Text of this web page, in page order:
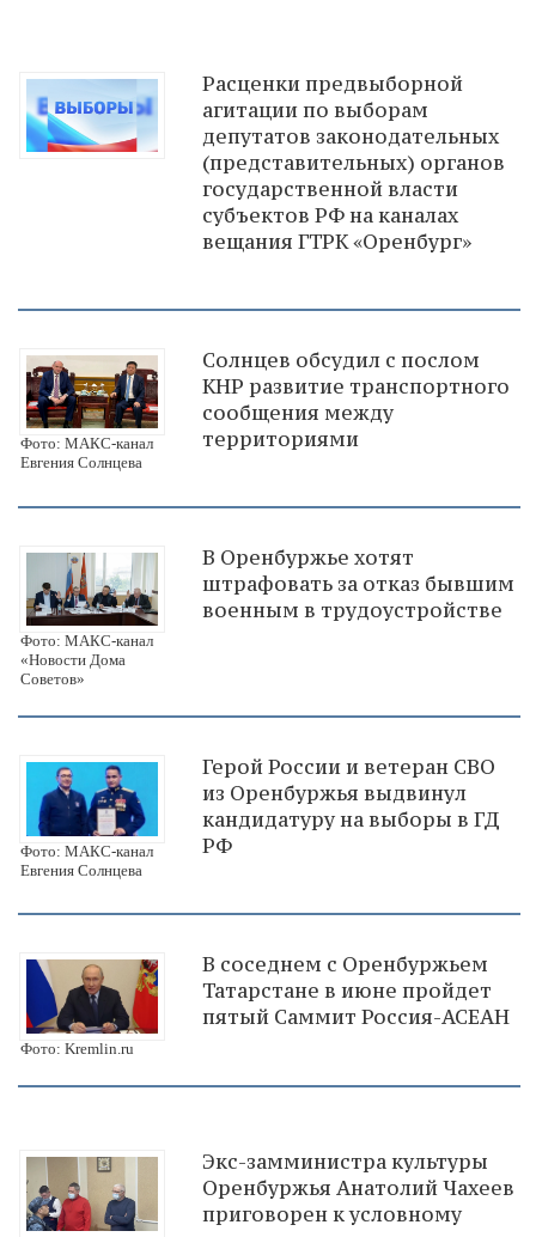
Расценки предвыборной
агитации по выборам
депутатов законодательных
(представительных) органов
государственной власти
субъектов РФ на каналах
вещания ГТРК «Оренбург»
Фото: МАКС-канал
Евгения Солнцева
Солнцев обсудил с послом
КНР развитие транспортного
сообщения между
территориями
Фото: МАКС-канал
«Новости Дома
Советов»
В Оренбуржье хотят
штрафовать за отказ бывшим
военным в трудоустройстве
Фото: МАКС-канал
Евгения Солнцева
​Герой России и ветеран СВО
из Оренбуржья выдвинул
кандидатуру на выборы в ГД
РФ
Фото: Kremlin.ru
В соседнем с Оренбуржьем
Татарстане в июне пройдет
пятый Саммит Россия-АСЕАН
Экс-замминистра культуры
Оренбуржья Анатолий Чахеев
приговорен к условному